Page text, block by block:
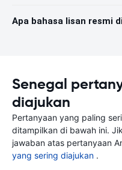
Apa bahasa lisan resmi
Senegal
diajukan
Pertanyaan yang paling
ditampilkan di bawah ini.
jawaban atas pertanyaan
yang sering diajukan .